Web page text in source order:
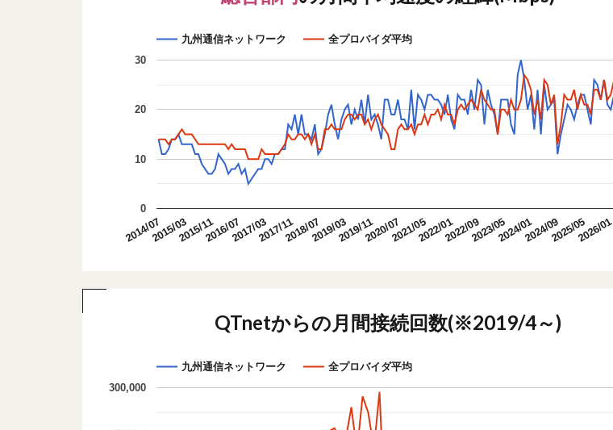
九州通信ネットワーク 全プロバイダ平均
2014/072015/032015/112016/072017/032017/112018/072019/032019/112020/072021/052022/012022/092023/052024/012024/092025/052026/01
0
10
20
30
QTnetからの月間接続回数(※2019/4～)
九州通信ネットワーク 全プロバイダ平均
300,000